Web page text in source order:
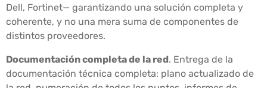
Dell, Fortinet— garantizando una solución completa y
coherente, y no una mera suma de componentes de
distintos proveedores.
Documentación completa de la red. Entrega de la
documentación técnica completa: plano actualizado de